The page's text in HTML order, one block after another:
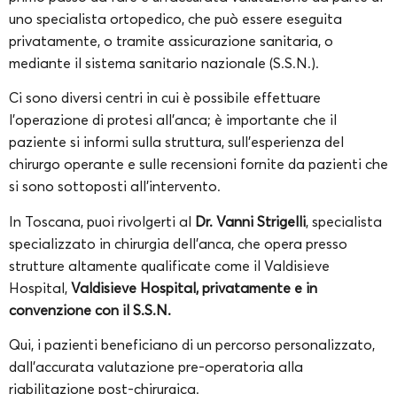
uno specialista ortopedico, che può essere eseguita
privatamente, o tramite assicurazione sanitaria, o
mediante il sistema sanitario nazionale (S.S.N.).
Ci sono diversi centri in cui è possibile effettuare
l’operazione di protesi all’anca; è importante che il
paziente si informi sulla struttura, sull’esperienza del
chirurgo operante e sulle recensioni fornite da pazienti che
si sono sottoposti all’intervento.
In Toscana, puoi rivolgerti al Dr. Vanni Strigelli, specialista
specializzato in chirurgia dell’anca, che opera presso
strutture altamente qualificate come il Valdisieve
Hospital, Valdisieve Hospital, privatamente e in
convenzione con il S.S.N.
Qui, i pazienti beneficiano di un percorso personalizzato,
dall’accurata valutazione pre-operatoria alla
riabilitazione post-chirurgica.